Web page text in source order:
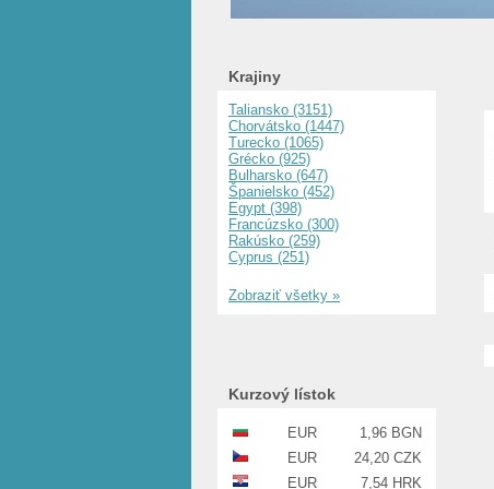
Krajiny
Taliansko (3151)
Chorvátsko (1447)
Turecko (1065)
Grécko (925)
Bulharsko (647)
Španielsko (452)
Egypt (398)
Francúzsko (300)
Rakúsko (259)
Cyprus (251)
Zobraziť všetky »
Kurzový lístok
EUR
1,96 BGN
EUR
24,20 CZK
EUR
7,54 HRK